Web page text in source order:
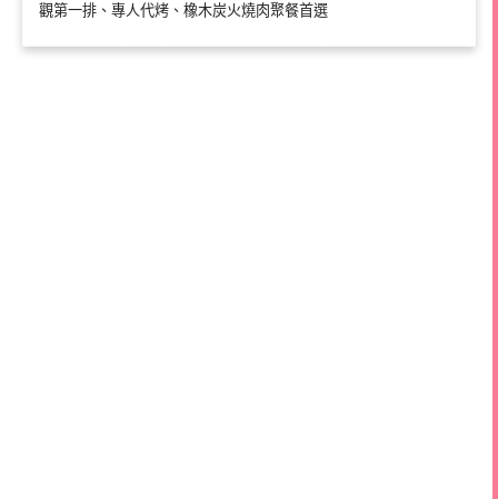
觀第一排、專人代烤、橡木炭火燒肉聚餐首選